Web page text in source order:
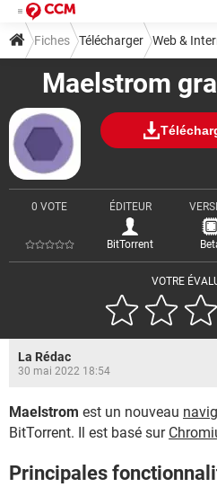
Maelstrom
VOTRE
0 VOTE ÉDITEUR
BitTorrent
Fiches Télécharger Web &
La Rédac
30 mai 2022 18:54
Maelstrom est un nouveau
BitTorrent. Il est basé sur
Principales